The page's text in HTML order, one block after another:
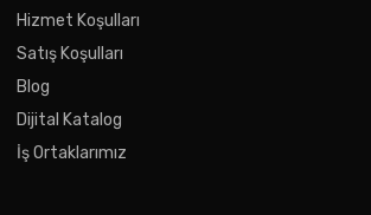
Hizmet Koşulları
Satış Koşulları
Blog
Dijital Katalog
İş Ortaklarımız